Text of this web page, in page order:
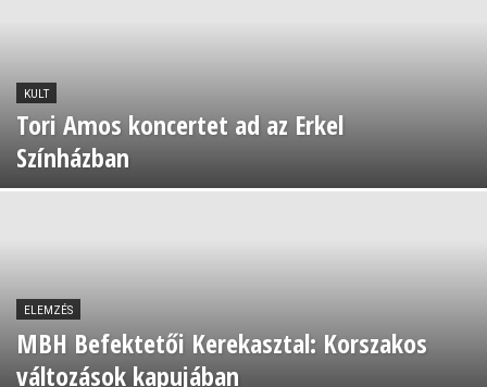
KULT
Tori Amos koncertet ad az Erkel
Színházban
ELEMZÉS
MBH Befektetői Kerekasztal: Korszakos
változások kapujában